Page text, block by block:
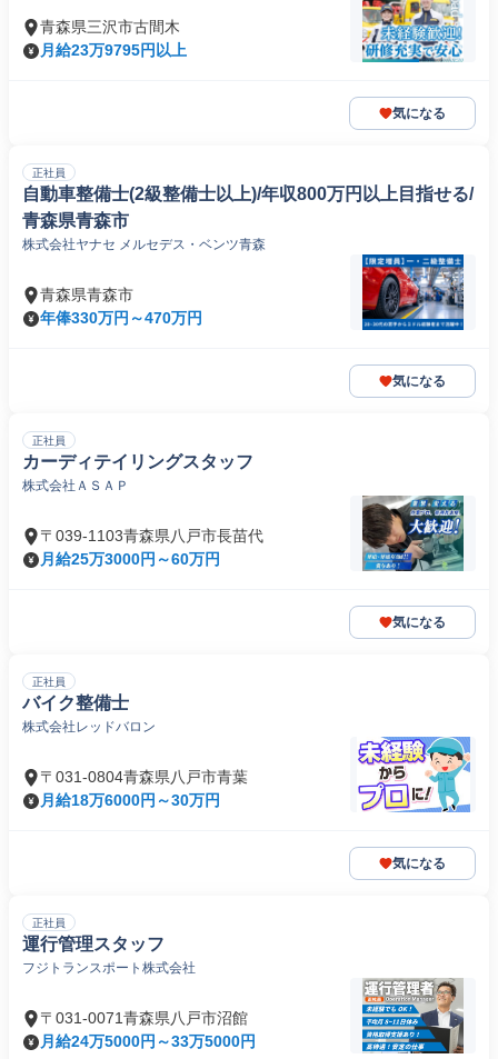
青森県三沢市古間木
月給23万9795円以上
気になる
正社員
自動車整備士(2級整備士以上)/年収800万円以上目指せる/
青森県青森市
株式会社ヤナセ メルセデス・ベンツ青森
青森県青森市
年俸330万円～470万円
気になる
正社員
カーディテイリングスタッフ
株式会社ＡＳＡＰ
〒039-1103青森県八戸市長苗代
月給25万3000円～60万円
気になる
正社員
バイク整備士
株式会社レッドバロン
〒031-0804青森県八戸市青葉
月給18万6000円～30万円
気になる
正社員
運行管理スタッフ
フジトランスポート株式会社
〒031-0071青森県八戸市沼館
月給24万5000円～33万5000円